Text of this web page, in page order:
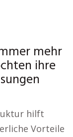
mehr
ihre
hilft
Vorteile